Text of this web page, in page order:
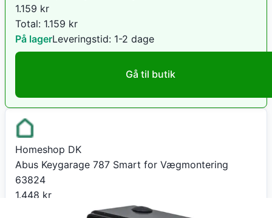
1.159 kr
Total: 1.159 kr
På lagerLeveringstid: 1-2 dage
Gå til butik
Homeshop DK
Abus Keygarage 787 Smart for Vægmontering
63824
1.448 kr